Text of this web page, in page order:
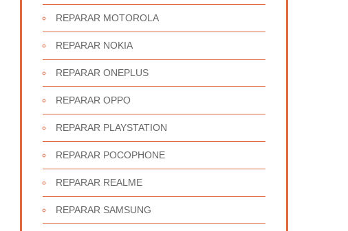
REPARAR MOTOROLA
REPARAR NOKIA
REPARAR ONEPLUS
REPARAR OPPO
REPARAR PLAYSTATION
REPARAR POCOPHONE
REPARAR REALME
REPARAR SAMSUNG